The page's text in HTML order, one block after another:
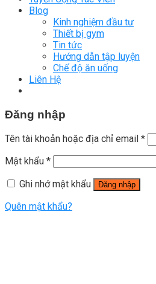
Blog
Kinh nghiệm đầu tư
Thiết bị gym
Tin tức
Hướng dẫn tập luyện
Chế độ ăn uống
Liên Hệ
Đăng nhập
Tên tài khoản hoặc địa chỉ email *
Mật khẩu *
Ghi nhớ mật khẩu
Đăng nhập
Quên mật khẩu?